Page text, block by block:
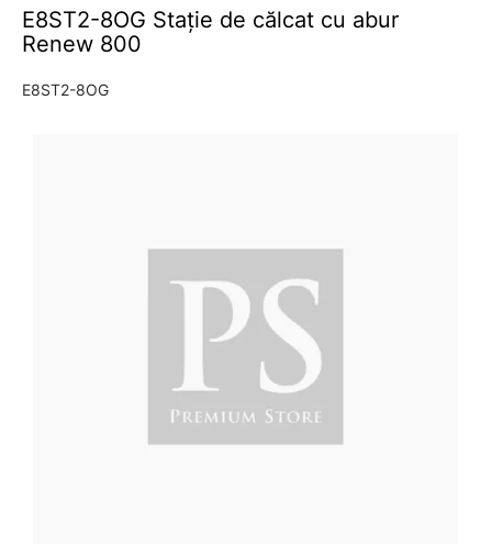
E8ST2-8OG Staţie de călcat cu abur
Renew 800
E8ST2-8OG